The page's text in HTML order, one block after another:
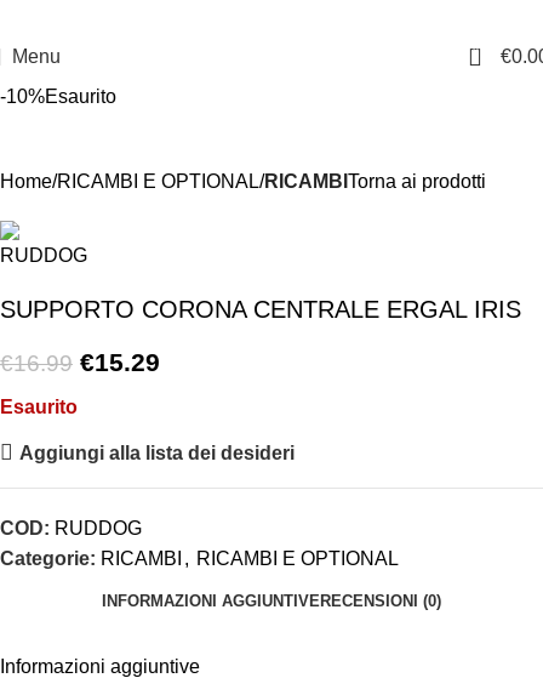
Menu 0 €
-10%Esaurito
Home RICAMBI E OPTIONAL RICAMBI Torna ai prodotti
SUPPORTO CORONA CENTRALE ERGAL IRIS
€16.99 €15.29
Esaurito
Aggiungi alla lista dei desideri
COD: RUDDOG
Categorie: RICAMBI , RICAMBI E OPTIONAL
INFORMAZIONI AGGIUNTIVERECENSIONI (0)
Informazioni aggiuntive